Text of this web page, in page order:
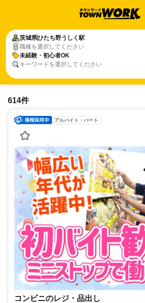
茨城県ひたち野うしく駅
職種を選択してください
未経験・初心者OK
キーワードを選択してください
614件
アルバイト・パート
コンビニのレジ・品出し